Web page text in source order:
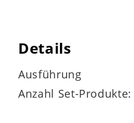
Details zur Matratze
Die
Interliving Matratzen
Details
Ausführung
Anzahl Set-Produkte: